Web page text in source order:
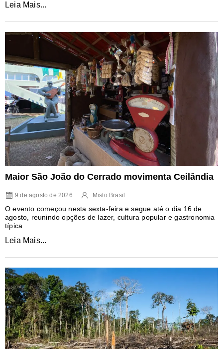
Leia Mais...
Maior São João do Cerrado movimenta Ceilândia
9 de agosto de 2026 Misto Brasil
O evento começou nesta sexta-feira e segue até o dia 16 de
agosto, reunindo opções de lazer, cultura popular e gastronomia
típica
Leia Mais...